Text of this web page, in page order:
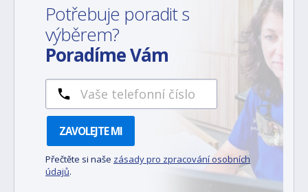
Potřebuje poradit s
výběrem?
Poradíme Vám
ZAVOLEJTE MI
Přečtěte si naše zásady pro zpracování osobních
údajů.